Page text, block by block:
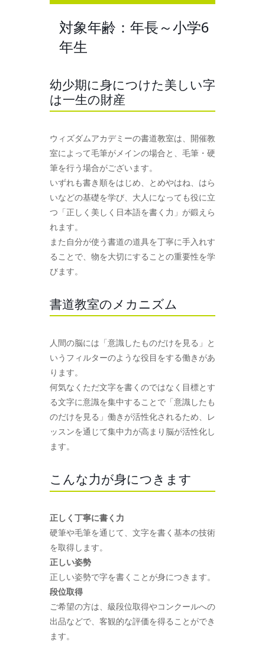
対象年齢：年長～小学6
年生
幼少期に身につけた美しい字
は一生の財産
ウィズダムアカデミーの書道教室は、開催教
室によって毛筆がメインの場合と、毛筆・硬
筆を行う場合がございます。
いずれも書き順をはじめ、とめやはね、はら
いなどの基礎を学び、大人になっても役に立
つ「正しく美しく日本語を書く力」が鍛えら
れます。
また自分が使う書道の道具を丁寧に手入れす
ることで、物を大切にすることの重要性を学
びます。
書道教室のメカニズム
人間の脳には「意識したものだけを見る」と
いうフィルターのような役目をする働きがあ
ります。
何気なくただ文字を書くのではなく目標とす
る文字に意識を集中することで「意識したも
のだけを見る」働きが活性化されるため、レ
ッスンを通じて集中力が高まり脳が活性化し
ます。
こんな力が身につきます
正しく丁寧に書く力
硬筆や毛筆を通じて、文字を書く基本の技術
を取得します。
正しい姿勢
正しい姿勢で字を書くことが身につきます。
段位取得
ご希望の方は、級段位取得やコンクールへの
出品などで、客観的な評価を得ることができ
ます。